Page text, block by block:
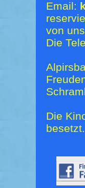
Email:
von
Die
Die
besetzt.